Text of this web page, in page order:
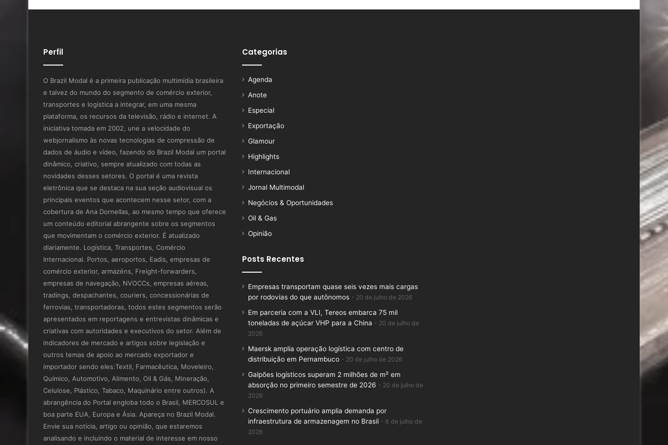
Perfil
O Brazil Modal é a primeira publicação multimídia brasileira
e talvez do mundo do segmento de comércio exterior,
transportes e logística a integrar, em uma mesma
plataforma, os recursos da televisão, rádio e internet. A
iniciativa tomada em 2002, une a velocidade do
webjornalismo às novas tecnologias de compressão de
dados de áudio e vídeo, fazendo do Brazil Modal um portal
dinâmico, criativo, sempre atualizado com todas as
novidades desses setores. O portal é uma revista
eletrônica que se destaca na sua seção audiovisual os
principais eventos que acontecem nesse setor, com a
cobertura de Ana Dornellas, ao mesmo tempo que oferece
um conteúdo editorial abrangente sobre os segmentos
que movimentam o comércio exterior. É atualizado
diariamente. Logística, Transportes, Comércio
Internacional. Portos, aeroportos, Eadis, empresas de
comércio exterior, armazéns, Freight-forwarders,
empresas de navegação, NVOCCs, empresas aéreas,
tradings, despachantes, couriers, concessionárias de
ferrovias, transportadoras, todos estes segmentos serão
apresentados em reportagens e entrevistas dinâmicas e
criativas com autoridades e executivos do setor. Além de
indicadores de mercado e artigos sobre legislação e
outros temas de apoio ao mercado exportador e
importador sendo eles:Textil, Farmacêutica, Moveleiro,
Químico, Automotivo, Alimento, Oil & Gás, Mineração,
Celulose, Plástico, Tabaco, Maquinário entre outros). A
abrangência do Portal engloba todo o Brasil, MERCOSUL e
boa parte EUA, Europa e Ásia. Apareça no Brazil Modal.
Envie sua notícia, artigo ou opinião, que estaremos
analisando e incluindo o material de interesse em nosso
Categorias
Agenda
Anote
Especial
Exportação
Glamour
Highlights
Internacional
Jornal Multimodal
Negócios & Oportunidades
Oil & Gas
Opinião
Posts Recentes
Empresas transportam quase seis vezes mais cargas
por rodovias do que autônomos
20 de julho de 2026
Em parceria com a VLI, Tereos embarca 75 mil
toneladas de açúcar VHP para a China
20 de julho de
2026
Maersk amplia operação logística com centro de
distribuição em Pernambuco
20 de julho de 2026
Galpões logísticos superam 2 milhões de m² em
absorção no primeiro semestre de 2026
20 de julho de
2026
Crescimento portuário amplia demanda por
infraestrutura de armazenagem no Brasil
6 de julho de
2026